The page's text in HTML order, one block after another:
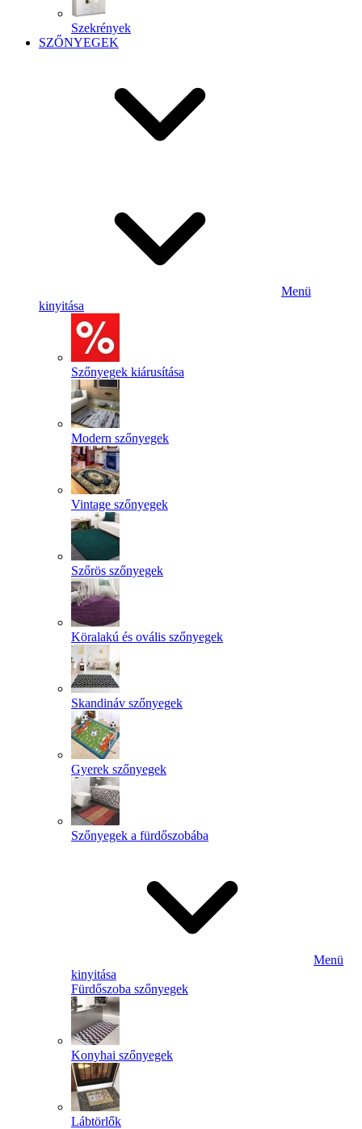
Szekrények
SZŐNYEGEK
Menü
kinyitása
Szőnyegek kiárusítása
Modern szőnyegek
Vintage szőnyegek
Szőrös szőnyegek
Köralakú és ovális szőnyegek
Skandináv szőnyegek
Gyerek szőnyegek
Szőnyegek a fürdőszobába
Menü
kinyitása
Fürdőszoba szőnyegek
Konyhai szőnyegek
Lábtörlők